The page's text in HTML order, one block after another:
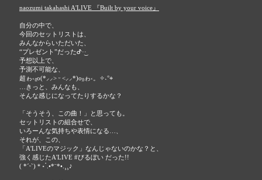
naozumi takahashi A'LIVE 『Built by your voice』
自分の中で、
今回のセットリストは、
みんなからいただいた、
“プレゼント”だったᕷ·͜·
予想以上で、
予測不可能な、
超ゎ‹₍₍ο(*⸝⸝˃ ᵕ ˂⸝⸝*)ο₎₎ゎ‹。✧˖°⌖
…きっと、みんなも、
そんな感じになってたりするかな？
「そうそう、この曲！」と思っても。
セットリストの組合せで、
いろーんな気持ちや表情になる…、
それが、この、
「A'LIVEのマジック」なんじゃないのかな？と、
強く感じたA'LIVE #びるぼい だった!!
( *ˊᵕˋ)＊॰ॱ.•*¨*•.¸¸♪